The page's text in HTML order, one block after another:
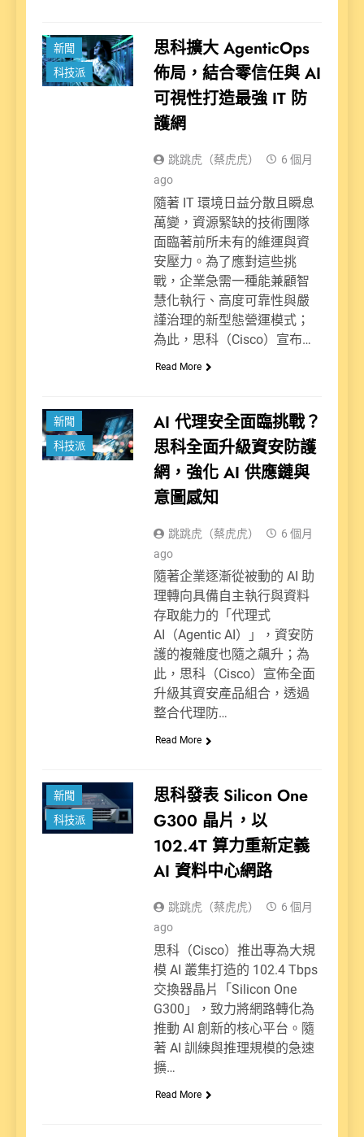
新聞
科技派
思科擴大 AgenticOps
佈局，結合零信任與 AI
可視性打造最強 IT 防
護網
跳跳虎（蔡虎虎）
6 個月
ago
隨著 IT 環境日益分散且瞬息
萬變，資源緊缺的技術團隊
面臨著前所未有的維運與資
安壓力。為了應對這些挑
戰，企業急需一種能兼顧智
慧化執行、高度可靠性與嚴
謹治理的新型態營運模式；
為此，思科（Cisco）宣布…
Read More
新聞
科技派
AI 代理安全面臨挑戰？
思科全面升級資安防護
網，強化 AI 供應鏈與
意圖感知
跳跳虎（蔡虎虎）
6 個月
ago
隨著企業逐漸從被動的 AI 助
理轉向具備自主執行與資料
存取能力的「代理式
AI（Agentic AI）」，資安防
護的複雜度也隨之飆升；為
此，思科（Cisco）宣佈全面
升級其資安產品組合，透過
整合代理防…
Read More
新聞
科技派
思科發表 Silicon One
G300 晶片，以
102.4T 算力重新定義
AI 資料中心網路
跳跳虎（蔡虎虎）
6 個月
ago
思科（Cisco）推出專為大規
模 AI 叢集打造的 102.4 Tbps
交換器晶片「Silicon One
G300」，致力將網路轉化為
推動 AI 創新的核心平台。隨
著 AI 訓練與推理規模的急速
擴…
Read More